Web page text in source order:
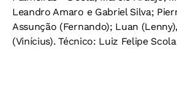
Leandro Amaro e Gabriel Silva;
Assunção (Fernando); Luan
(Vinícius). Técnico: Luiz Felipe